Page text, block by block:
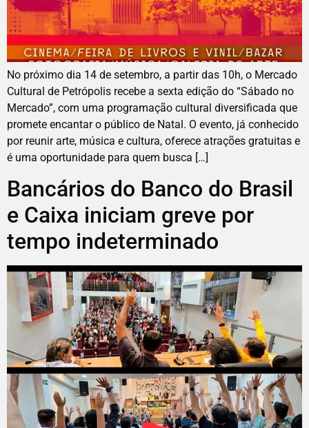
No próximo dia 14 de setembro, a partir das 10h, o Mercado
Cultural de Petrópolis recebe a sexta edição do “Sábado no
Mercado”, com uma programação cultural diversificada que
promete encantar o público de Natal. O evento, já conhecido
por reunir arte, música e cultura, oferece atrações gratuitas e
é uma oportunidade para quem busca […]
Bancários do Banco do Brasil
e Caixa iniciam greve por
tempo indeterminado